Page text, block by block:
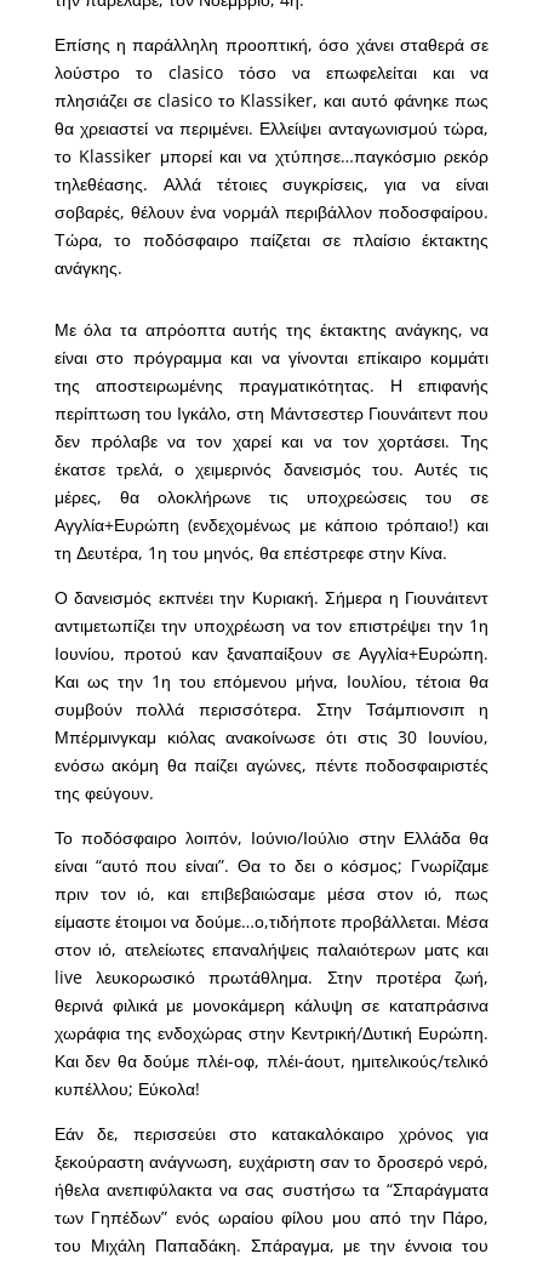
Επίσης η παράλληλη προοπτική, όσο χάνει σταθερά σε
λούστρο το clasico τόσο να επωφελείται και να
πλησιάζει σε clasico το Klassiker, και αυτό φάνηκε πως
θα χρειαστεί να περιμένει. Ελλείψει ανταγωνισμού τώρα,
το Klassiker μπορεί και να χτύπησε…παγκόσμιο ρεκόρ
τηλεθέασης. Αλλά τέτοιες συγκρίσεις, για να είναι
σοβαρές, θέλουν ένα νορμάλ περιβάλλον ποδοσφαίρου.
Τώρα, το ποδόσφαιρο παίζεται σε πλαίσιο έκτακτης
ανάγκης.
Με όλα τα απρόοπτα αυτής της έκτακτης ανάγκης, να
είναι στο πρόγραμμα και να γίνονται επίκαιρο κομμάτι
της αποστειρωμένης πραγματικότητας. Η επιφανής
περίπτωση του Ιγκάλο, στη Μάντσεστερ Γιουνάιτεντ που
δεν πρόλαβε να τον χαρεί και να τον χορτάσει. Της
έκατσε τρελά, ο χειμερινός δανεισμός του. Αυτές τις
μέρες, θα ολοκλήρωνε τις υποχρεώσεις του σε
Αγγλία+Ευρώπη (ενδεχομένως με κάποιο τρόπαιο!) και
τη Δευτέρα, 1η του μηνός, θα επέστρεφε στην Κίνα.
Ο δανεισμός εκπνέει την Κυριακή. Σήμερα η Γιουνάιτεντ
αντιμετωπίζει την υποχρέωση να τον επιστρέψει την 1η
Ιουνίου, προτού καν ξαναπαίξουν σε Αγγλία+Ευρώπη.
Και ως την 1η του επόμενου μήνα, Ιουλίου, τέτοια θα
συμβούν πολλά περισσότερα. Στην Τσάμπιονσιπ η
Μπέρμινγκαμ κιόλας ανακοίνωσε ότι στις 30 Ιουνίου,
ενόσω ακόμη θα παίζει αγώνες, πέντε ποδοσφαιριστές
της φεύγουν.
Το ποδόσφαιρο λοιπόν, Ιούνιο/Ιούλιο στην Ελλάδα θα
είναι “αυτό που είναι”. Θα το δει ο κόσμος; Γνωρίζαμε
πριν τον ιό, και επιβεβαιώσαμε μέσα στον ιό, πως
είμαστε έτοιμοι να δούμε…ο,τιδήποτε προβάλλεται. Μέσα
στον ιό, ατελείωτες επαναλήψεις παλαιότερων ματς και
live λευκορωσικό πρωτάθλημα. Στην προτέρα ζωή,
θερινά φιλικά με μονοκάμερη κάλυψη σε καταπράσινα
χωράφια της ενδοχώρας στην Κεντρική/Δυτική Ευρώπη.
Και δεν θα δούμε πλέι-οφ, πλέι-άουτ, ημιτελικούς/τελικό
κυπέλλου; Εύκολα!
Εάν δε, περισσεύει στο κατακαλόκαιρο χρόνος για
ξεκούραστη ανάγνωση, ευχάριστη σαν το δροσερό νερό,
ήθελα ανεπιφύλακτα να σας συστήσω τα “Σπαράγματα
των Γηπέδων” ενός ωραίου φίλου μου από την Πάρο,
του Μιχάλη Παπαδάκη. Σπάραγμα, με την έννοια του